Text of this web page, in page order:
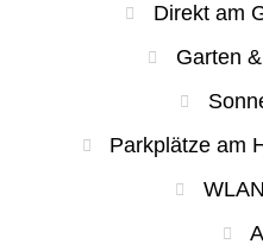
Direkt am
Garten
Parkplätze am